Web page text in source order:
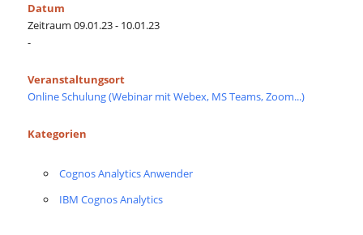
Datum
Zeitraum 09.01.23 - 10.01.23
-
Veranstaltungsort
Online Schulung (Webinar mit Webex, MS Teams, Zoom...)
Kategorien
Cognos Analytics Anwender
IBM Cognos Analytics